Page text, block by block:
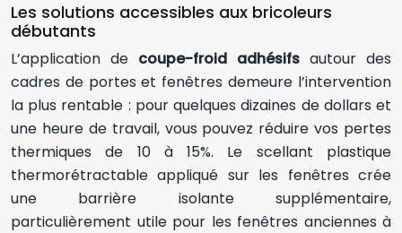
Les solutions accessibles aux bricoleurs
débutants
L’application de coupe-froid adhésifs autour des
cadres de portes et fenêtres demeure l’intervention
la plus rentable : pour quelques dizaines de dollars et
une heure de travail, vous pouvez réduire vos pertes
thermiques de 10 à 15%. Le scellant plastique
thermorétractable appliqué sur les fenêtres crée
une barrière isolante supplémentaire,
particulièrement utile pour les fenêtres anciennes à